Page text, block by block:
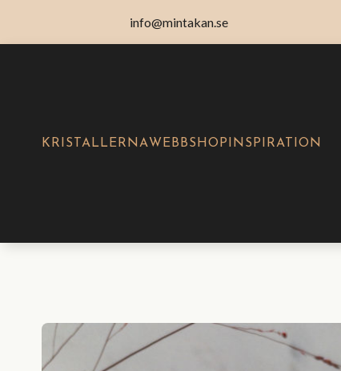
info@mintakan.se
KRISTALLERNAWEBBSHOP INSPIRATION